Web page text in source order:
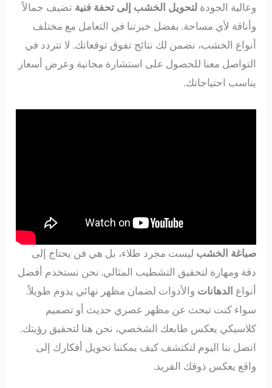
وعالية الجودةلتحويل الخشب إلى تحفة فنية تضيف جمالاً
وأناقة لأي مساحة. بفضل خبرتنا في التعامل مع مختلف
أنواع الخشب، نضمن لك نتائج تفوق توقعاتك. لا تتردد في
التواصل معنا للحصول على استشارة مجانية وعرض أسعار
يناسب احتياجاتك.
صباغة الخشب ليست مجرد طلاء، بل هي فن يحتاج إلى
دقة ومهارة لتحقيق التشطيب المثالي. نحن نستخدم أفضل
أنواع الدهانات والأدوات لضمان مظهر نهائي يدوم طويلاً.
سواء كنت تبحث عن مظهر عصري حديث أو تصميم
كلاسيكي يعكس طابعك الشخصي، نحن هنا لتحقيق رؤيتك.
اتصل بنا اليوم لتكتشف كيف يمكننا تحويل أفكارك إلى
واقع يعكس ذوقك الفريد.